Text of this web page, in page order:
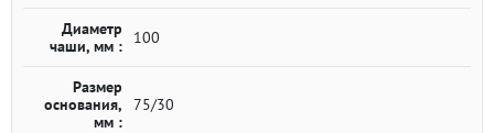
Диаметр
чаши, мм :
100
Размер
основания,
мм :
75/30